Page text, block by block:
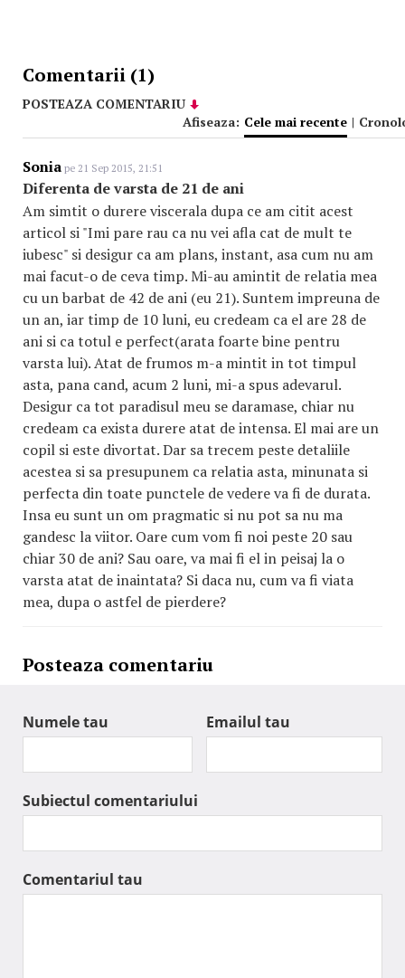
Comentarii (1)
POSTEAZA COMENTARIU
Afiseaza: Cele mai recente |
Sonia pe 21 Sep 2015, 21:51
Diferenta de varsta de 21 de ani
Am simtit o durere viscerala dupa ce am citit acest
articol si "Imi pare rau ca nu vei afla cat de mult te
iubesc" si desigur ca am plans, instant, asa cum nu am
mai facut-o de ceva timp. Mi-au amintit de relatia mea
cu un barbat de 42 de ani (eu 21). Suntem impreuna de
un an, iar timp de 10 luni, eu credeam ca el are 28 de
ani si ca totul e perfect(arata foarte bine pentru
varsta lui). Atat de frumos m-a mintit in tot timpul
asta, pana cand, acum 2 luni, mi-a spus adevarul.
Desigur ca tot paradisul meu se daramase, chiar nu
credeam ca exista durere atat de intensa. El mai are un
copil si este divortat. Dar sa trecem peste detaliile
acestea si sa presupunem ca relatia asta, minunata si
perfecta din toate punctele de vedere va fi de durata.
Insa eu sunt un om pragmatic si nu pot sa nu ma
gandesc la viitor. Oare cum vom fi noi peste 20 sau
chiar 30 de ani? Sau oare, va mai fi el in peisaj la o
varsta atat de inaintata? Si daca nu, cum va fi viata
mea, dupa o astfel de pierdere?
Posteaza comentariu
Numele tau Emailul tau
Subiectul comentariului
Comentariul tau